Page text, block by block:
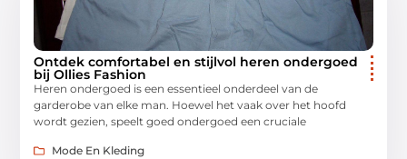
Ontdek comfortabel en stijlvol heren ondergoed
bij Ollies Fashion
Heren ondergoed is een essentieel onderdeel van de
garderobe van elke man. Hoewel het vaak over het hoofd
wordt gezien, speelt goed ondergoed een cruciale
Mode En Kleding